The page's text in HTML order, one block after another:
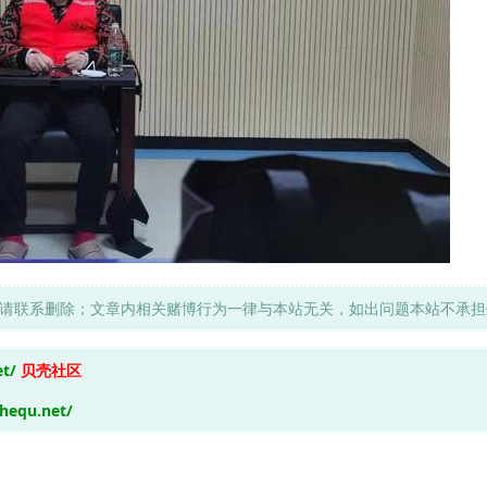
联系删除；文章内相关赌博行为一律与本站无关，如出问题本站不承
贝壳社区